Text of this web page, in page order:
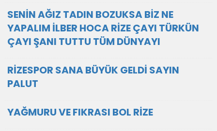
SENİN AĞIZ TADIN BOZUKSA BİZ NE
YAPALIM İLBER HOCA RİZE ÇAYI TÜRKÜN
ÇAYI ŞANI TUTTU TÜM DÜNYAYI
RİZESPOR SANA BÜYÜK GELDİ SAYIN
PALUT
YAĞMURU VE FIKRASI BOL RİZE